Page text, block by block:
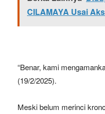
CILAMAYA Usai
“Benar, kami
(19/2/2025).
Meski belum merinci